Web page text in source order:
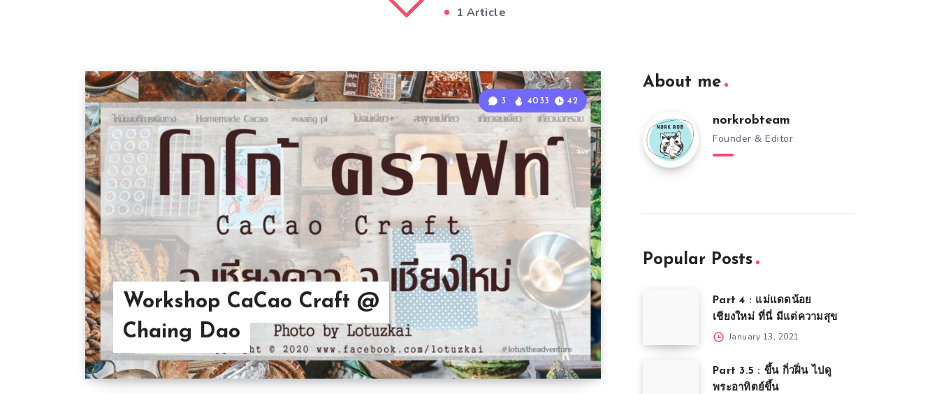
1 Article
Workshop CaCao Craft @
Chaing Dao
3 4033 42
About me
norkrobteam
Founder & Editor
Popular Posts
Part 4 : แม่แดดน้อย
เชียงใหม่ ที่นี่ มีแต่ความสุข
January 13, 2021
Part 3.5 : ขึ้น กิ่วฝิ่น ไปดู
พระอาทิตย์ขึ้น